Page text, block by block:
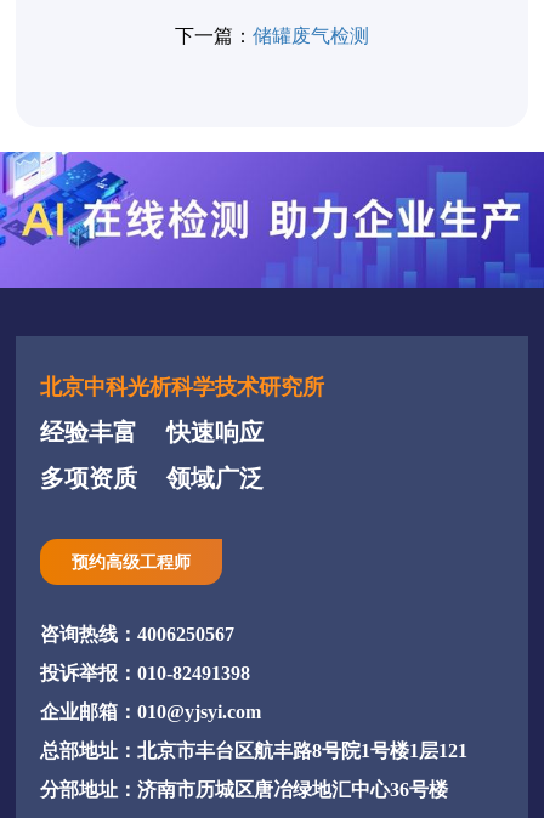
下一篇： 储罐废气检测
北京中科光析科学技术研究所
经验丰富
快速响应
多项资质
领域广泛
预约高级工程师
咨询热线：4006250567
投诉举报：010-82491398
企业邮箱：010@yjsyi.com
总部地址：北京市丰台区航丰路8号院1号楼1层121
分部地址：济南市历城区唐冶绿地汇中心36号楼